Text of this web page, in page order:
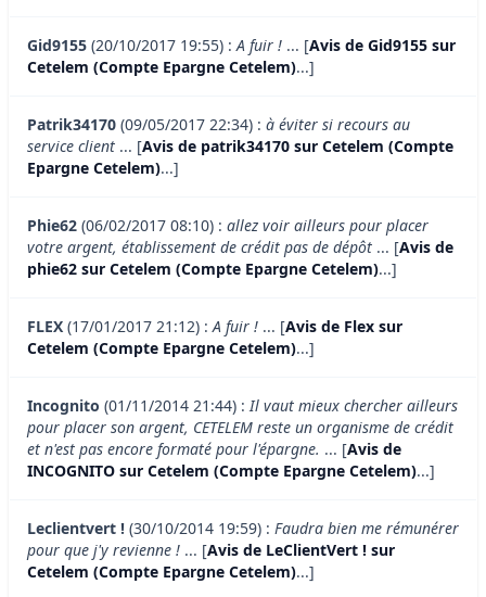
Gid9155 (20/10/2017 19:55) :A fuir ! ... [Avis de Gid9155 sur
Cetelem (Compte Epargne Cetelem)...]
Patrik34170 (09/05/2017 22:34) : à éviter si recours au
service client ... [Avis de patrik34170 sur Cetelem (Compte
Epargne Cetelem)...]
Phie62 (06/02/2017 08:10) : allez voir ailleurs pour placer
votre argent, établissement de crédit pas de dépôt ... [Avis de
phie62 sur Cetelem (Compte Epargne Cetelem)...]
FLEX (17/01/2017 21:12) :A fuir ! ... [Avis de Flex sur
Cetelem (Compte Epargne Cetelem)...]
Incognito (01/11/2014 21:44) :Il vaut mieux chercher ailleurs
pour placer son argent, CETELEM reste un organisme de crédit
et n'est pas encore formaté pour l'épargne. ... [Avis de
INCOGNITO sur Cetelem (Compte Epargne Cetelem)...]
Leclientvert ! (30/10/2014 19:59) : Faudra bien me rémunérer
pour que j'y revienne ! ... [Avis de LeClientVert ! sur
Cetelem (Compte Epargne Cetelem)...]